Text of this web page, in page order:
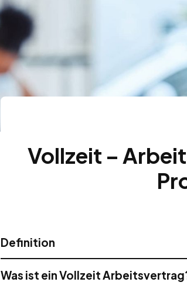
Vollzeit –
Definition
Was ist ein Vollzeit